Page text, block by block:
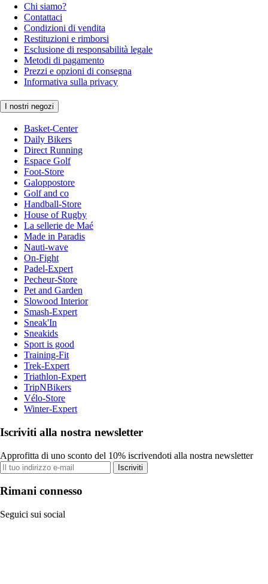
Chi siamo?
Contattaci
Condizioni di vendita
Restituzioni e rimborsi
Esclusione di responsabilità legale
Metodi di pagamento
Prezzi e opzioni di consegna
Informativa sulla privacy
I nostri negozi
Basket-Center
Daily Bikers
Direct Running
Espace Golf
Foot-Store
Galoppostore
Golf and co
Handball-Store
House of Rugby
La sellerie de Maé
Made in Paradis
Nauti-wave
On-Fight
Padel-Expert
Pecheur-Store
Pet and Garden
Slowood Interior
Smash-Expert
Sneak'In
Sneakids
Sport is good
Training-Fit
Trek-Expert
Triathlon-Expert
TripNBikers
Vélo-Store
Winter-Expert
Iscriviti alla nostra newsletter
Approfitta di uno sconto del 10% iscrivendoti alla nostra newsletter
Iscriviti
Rimani connesso
Seguici sui social